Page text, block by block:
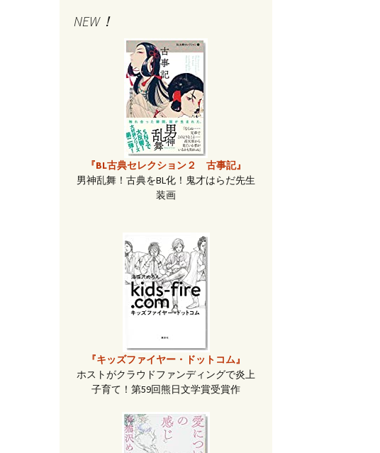
NEW！
『BL古典セレクション２ 古事記』
男神乱舞！古典をBL化！鬼才はらだ先生
装画
『キッズファイヤー・ドットコム』
ホストがクラウドファンディングで炎上
子育て！第59回熊日文学賞受賞作